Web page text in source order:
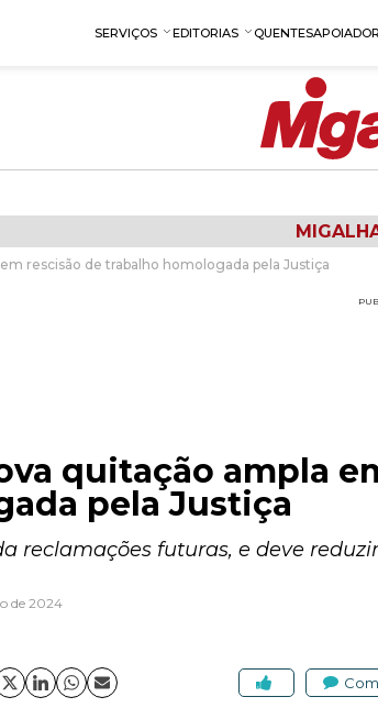
SERVIÇOS EDITORIAS QUENTES
rescisão de trabalho homologada pela Justiça
quitação ampla
pela Justiça
reclamações futuras, e deve
de 2024